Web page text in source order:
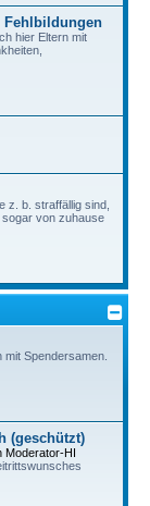
Fehlbildungen
hier Eltern mit
z. b. straffällig sind,
sogar von zuhause
Spendersamen.
(geschützt)
Moderator-HI